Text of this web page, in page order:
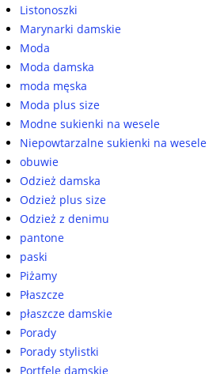
Listonoszki
Marynarki damskie
Moda
Moda damska
moda męska
Moda plus size
Modne sukienki na wesele
Niepowtarzalne sukienki na wesele
obuwie
Odzież damska
Odzież plus size
Odzież z denimu
pantone
paski
Piżamy
Płaszcze
płaszcze damskie
Porady
Porady stylistki
Portfele damskie